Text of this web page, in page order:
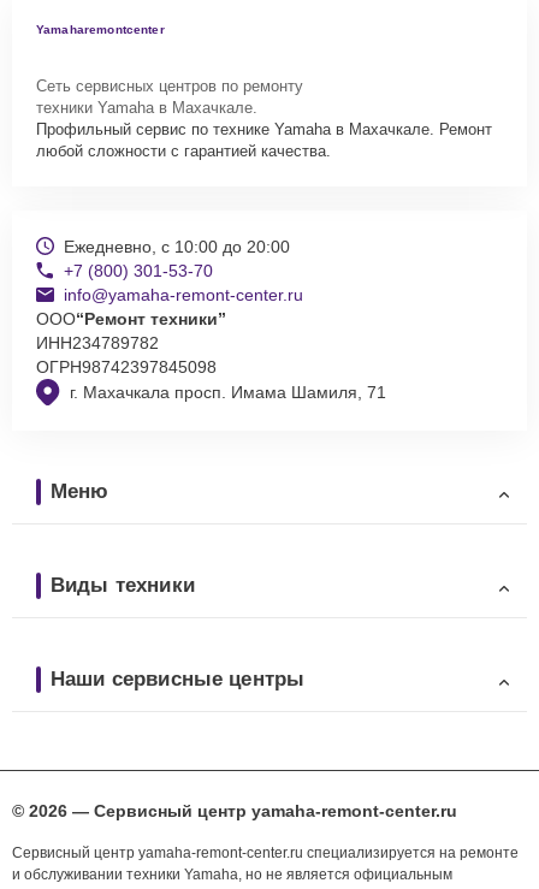
Yamaharemontcenter
Сеть сервисных центров по ремонту
техники Yamaha в Махачкале.
Профильный сервис по технике Yamaha в Махачкале. Ремонт
любой сложности с гарантией качества.
г. Махачкала просп. Имама Шамиля, 71
Ежедневно, с 10:00 до 20:00
+7 (800) 301-53-70
info@yamaha-remont-center.ru
ООО“Ремонт техники”
ИНН234789782
ОГРН98742397845098
Меню
Виды техники
Наши сервисные центры
© 2026 — Сервисный центр yamaha-remont-center.ru
Сервисный центр yamaha-remont-center.ru специализируется на ремонте
и обслуживании техники Yamaha, но не является официальным